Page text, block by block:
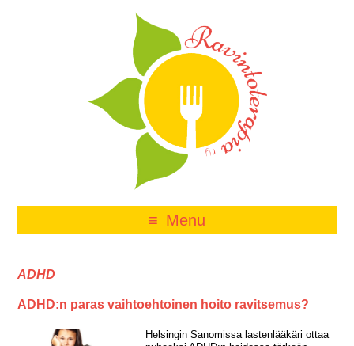
Menu
ADHD
ADHD:n paras vaihtoehtoinen hoito ravitsemus?
Helsingin Sanomissa lastenlääkäri ottaa